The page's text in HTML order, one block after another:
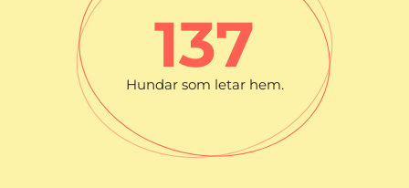
Hundar som letar hem.
138